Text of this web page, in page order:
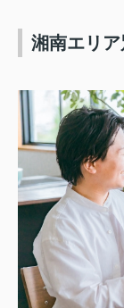
湘南エリ